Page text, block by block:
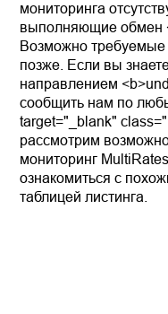
мониторинга
выполняющие обмен
Возможно
позже. Если вы
направлением
сообщить нам по
target="_blank"
рассмотрим
мониторинг
ознакомиться с
таблицей листинга.